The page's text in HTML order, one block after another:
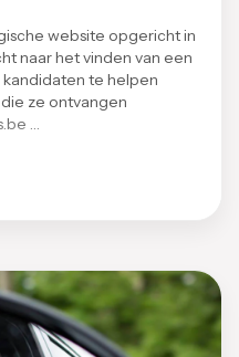
website opgericht in
naar het vinden van een
kandidaten te helpen
ze ontvangen
…